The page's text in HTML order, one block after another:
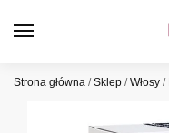
Strona główna /Sklep /Włosy /